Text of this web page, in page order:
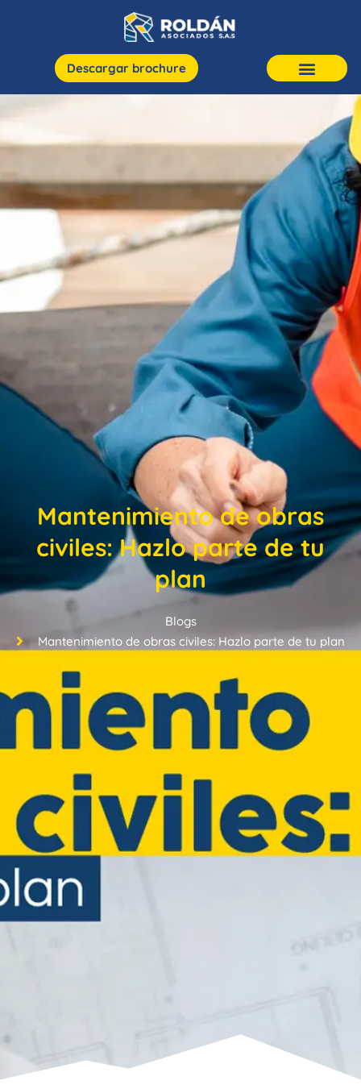
Descargar brochure
Mantenimiento de obras
civiles: Hazlo parte de tu
plan
Blogs
Mantenimiento de obras civiles: Hazlo parte de tu plan